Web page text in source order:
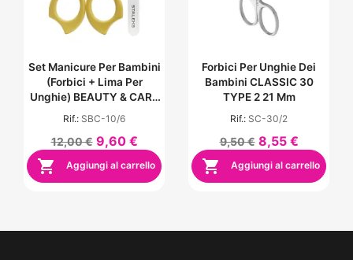
Set Manicure Per Bambini
(forbici + Lima Per
Unghie) BEAUTY & CARE
Rif.: SBC-10/6
12,00 € 9,60 €
 Aggiungi al carrello
Forbici Per Unghie Dei
Bambini CLASSIC 30
TYPE 2 21 Mm
Rif.: SC-30/2
9,50 € 8,55 €
 Aggiungi al carrello